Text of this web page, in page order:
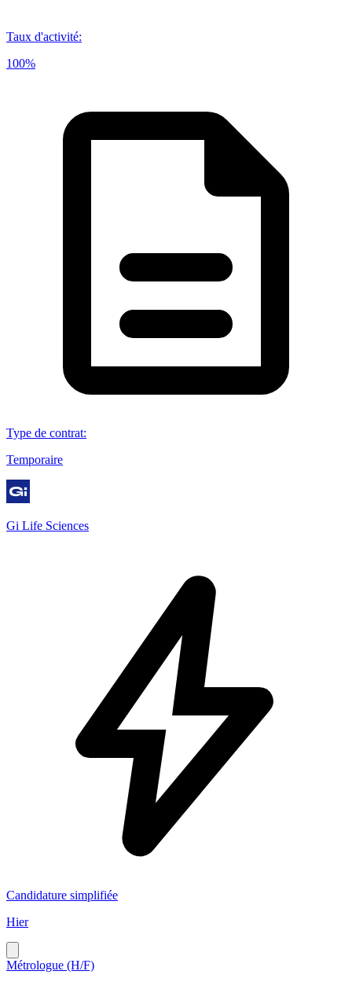
Taux d'activité:
100%
Type de contrat:
Temporaire
Gi Life Sciences
Candidature simplifiée
Hier
Métrologue (H/F)